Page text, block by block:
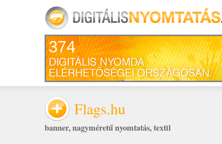
374
Flags.hu
banner,nagyméretű nyomtatás,textil